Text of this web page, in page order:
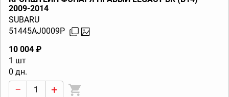
2009-2014
SUBARU
51445AJ0009P
10 004 ₽
1 шт
0 дн.
− +